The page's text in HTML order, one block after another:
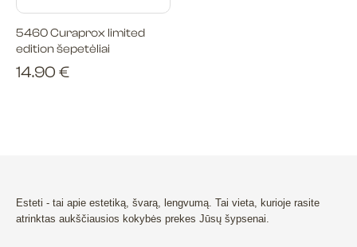
5460 Curaprox limited
edition šepetėliai
14.90 €
Esteti - tai apie estetiką, švarą, lengvumą. Tai vieta, kurioje rasite
atrinktas aukščiausios kokybės prekes Jūsų šypsenai.